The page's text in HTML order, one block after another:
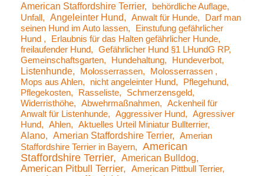
American Staffordshire Terrier
behördliche Auflage
Unfall
Angeleinter Hund Anwalt für Hunde
Darf man
seinen Hund im Auto lassen
Einstufung gefährlicher
Hund
Erlaubnis für das Halten gefährlicher Hunde
freilaufender Hund
Gefährlicher Hund §1 LHundG RP
Gemeinschaftsgarten
Hundehaltung Hundeverbot
Listenhunde Molosserrassen
Molosserrassen
Mops aus Ahlen
nicht angeleinter Hund
Pflegehund
Pflegekosten
Rasseliste
Schmerzensgeld
Widerristhöhe
Abwehrmaßnahmen
Ackenheil für
Anwalt für Listenhunde
Aggressiver Hund
Agressiver
Hund
Ahlen Aktuelles Urteil Miniatur Bullterrier
Alano Amerian Staffordshire Terrier
Amerian
Staffordshire Terrier in Bayern
American
Staffordshire Terrier
American Bulldog
American Pitbull Terrier American Pittbull Terrier